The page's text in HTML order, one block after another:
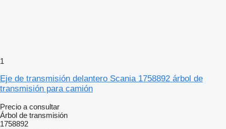
1
Eje de transmisión delantero Scania 1758892 árbol de
transmisión para camión
Precio a consultar
Árbol de transmisión
1758892